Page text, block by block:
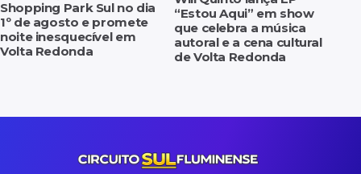
Shopping Park Sul no dia
1º de agosto e promete
noite inesquecível em
Volta Redonda
“Estou Aqui” em show
que celebra a música
autoral e a cena cultural
de Volta Redonda